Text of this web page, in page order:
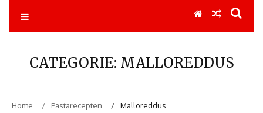
CATEGORIE: MALLOREDDUS
Home Pastarecepten Malloreddus